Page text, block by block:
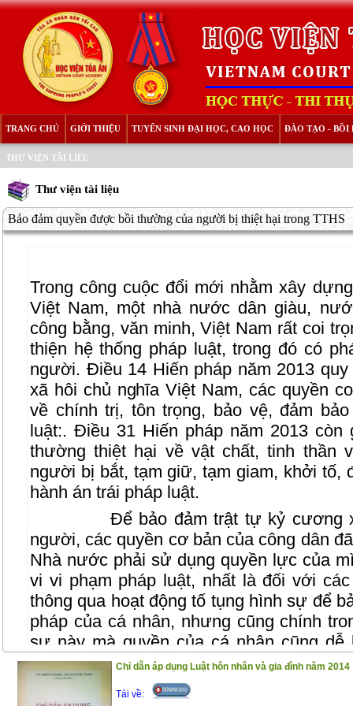
TRANG CHỦ GIỚI THIỆU TUYỂN SINH ĐẠI HỌC, CAO HỌC ĐÀO TẠO - BỒI
THƯ VIỆN TÀI LIỆU
Thư viện tài liệu
Bảo đảm quyền được bồi thường của người bị thiệt hại trong TTHS
Trong công cuộc đổi mới nhằm xây
Việt Nam, một nhà nước dân giàu,
công bằng, văn minh, Việt Nam rất coi
thiện hệ thống pháp luật, trong đó có
người. Điều 14 Hiến pháp năm 2013
xã hôi chủ nghĩa Việt Nam, các quyền
về chính trị, tôn trọng, bảo vệ, đảm
luật:. Điều 31 Hiến pháp năm 2013
thường thiệt hại về vật chất, tinh thần
người bị bắt, tạm giữ, tạm giam, khởi tố,
hành án trái pháp luật.
Để bảo đảm trật tự kỷ cương
người, các quyền cơ bản của công dân
Nhà nước phải sử dụng quyền lực của
vi vi phạm pháp luật, nhất là đối với
thông qua hoạt động tố tụng hình sự để
pháp của cá nhân, nhưng cũng chính
sự này mà quyền của cá nhân cũng dễ
hoạt đọng tố tụng hình sự, cơ quan tiến
vụ án hình sự mà ở đó số phận pháp lý
Chỉ dẫn áp dụng Luật hôn nhân và gia đình năm 2014
Tải về: